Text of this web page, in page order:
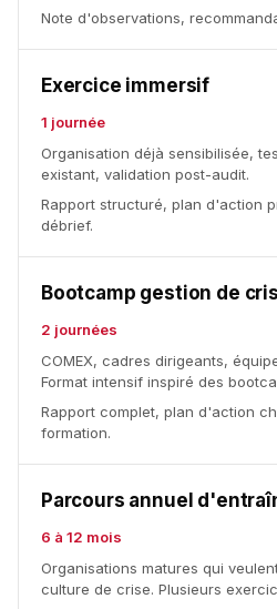
Note d'observations,
Exercice immersif
1 journée
Organisation déjà sensibilisée,
existant, validation post-audit.
Rapport structuré, plan d'action
débrief.
Bootcamp gestion de
2 journées
COMEX, cadres dirigeants,
Format intensif inspiré des
Rapport complet, plan d'action
formation.
Parcours annuel
6 à 12 mois
Organisations matures qui
culture de crise. Plusieurs